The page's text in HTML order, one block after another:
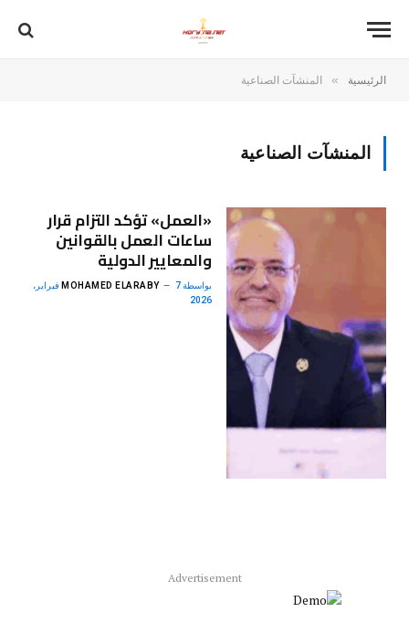
الرئيسية » المنشآت الصناعية
المنشآت الصناعية
«العمل» تؤكد التزام قرار
ساعات العمل بالقوانين
والمعايير الدولية
بواسطة MOHAMED ELARABY 7 فبراير،
2026
Advertisement